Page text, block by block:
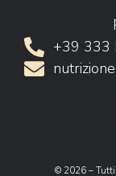
+39 333
© 2026 –